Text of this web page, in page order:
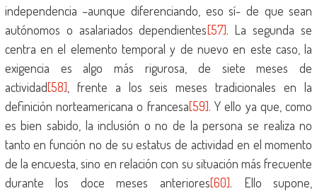
independencia –aunque diferenciando, eso sí- de que sean
autónomos o asalariados dependientes[57]. La segunda se
centra en el elemento temporal y de nuevo en este caso, la
exigencia es algo más rigurosa, de siete meses de
actividad[58] , frente a los seis meses tradicionales en la
definición norteamericana o francesa[59]. Y ello ya que, como
es bien sabido, la inclusión o no de la persona se realiza no
tanto en función no de su estatus de actividad en el momento
de la encuesta, sino en relación con su situación más frecuente
durante los doce meses anteriores[60]. Ello supone,